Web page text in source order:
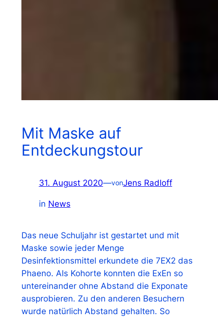
Mit Maske auf
Entdeckungstour
31. August 2020—vonJens Radloff
in News
Das neue Schuljahr ist gestartet und mit
Maske sowie jeder Menge
Desinfektionsmittel erkundete die 7EX2 das
Phaeno. Als Kohorte konnten die ExEn so
untereinander ohne Abstand die Exponate
ausprobieren. Zu den anderen Besuchern
wurde natürlich Abstand gehalten. So